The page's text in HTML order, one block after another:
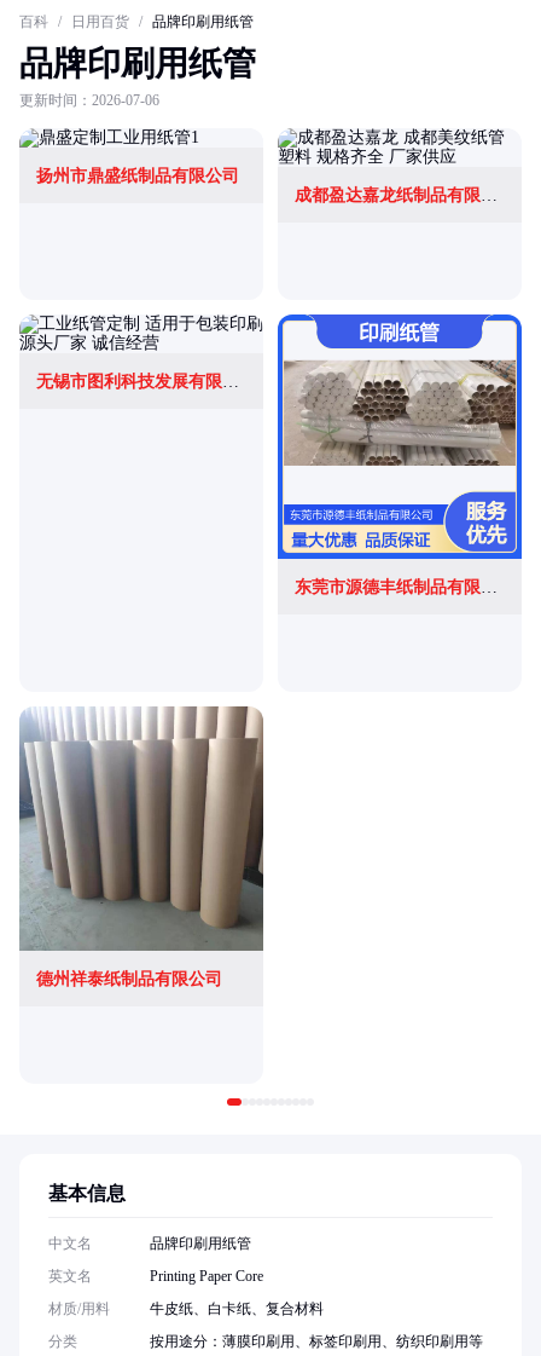
百科 / 日用百货 / 品牌印刷用纸管
品牌印刷用纸管
更新时间：2026-07-06
扬州市鼎盛纸制品有限公司
成都盈达嘉龙纸制品有限公司
无锡市图利科技发展有限公司
东莞市源德丰纸制品有限公司
德州祥泰纸制品有限公司
基本信息
中文名
品牌印刷用纸管
英文名
Printing Paper Core
材质/用料
牛皮纸、白卡纸、复合材料
分类
按用途分：薄膜印刷用、标签印刷用、纺织印刷用等